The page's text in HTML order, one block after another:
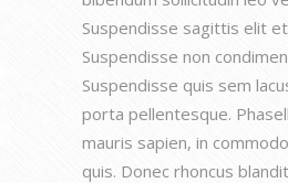
Suspendisse sagittis elit
Suspendisse non
Suspendisse quis sem
porta pellentesque.
mauris sapien, in
quis. Donec rhoncus